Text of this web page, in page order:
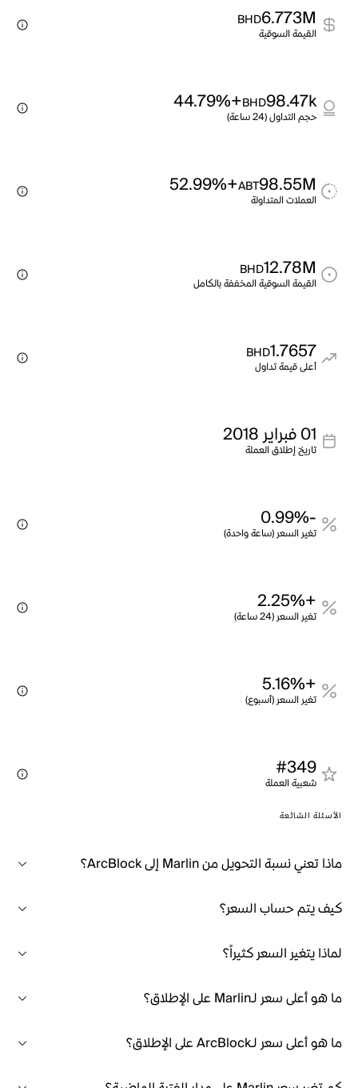
6.773M
BHD
القيمة السوقية
98.47k
BHD
+44.79%
حجم التداول (24 ساعة)
98.55M
ABT
+52.99%
العملات المتداولة
12.78M
BHD
القيمة السوقية المخففة بالكامل
1.7657
BHD
أعلى قيمة تداول
01 فبراير 2018
تاريخ إطلاق العملة
-0.99%
تغير السعر (ساعة واحدة)
+2.25%
تغير السعر (24 ساعة)
+5.16%
تغير السعر (أسبوع)
#349
شعبية العملة
الأسئلة الشائعة
ماذا تعني نسبة التحويل من Marlin إلى ArcBlock؟
كيف يتم حساب السعر؟
لماذا يتغير السعر كثيراً؟
ما هو أعلى سعر لـMarlin على الإطلاق؟
ما هو أعلى سعر لـArcBlock على الإطلاق؟